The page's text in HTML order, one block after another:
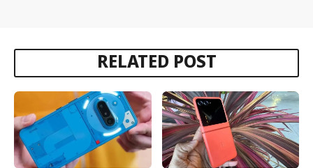
RELATED POST